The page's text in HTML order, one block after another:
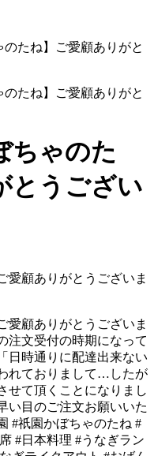
たね】ご愛顧ありがと
たね】ご愛顧ありがと
ちゃのた
とうござい